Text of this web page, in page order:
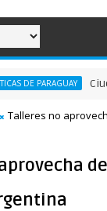
DE PARAGUAY
Talleres no